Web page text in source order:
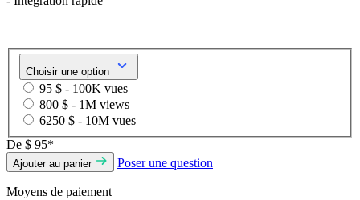
Choisir une option
95 $ - 100K vues
800 $ - 1M views
6250 $ - 10M vues
De $ 95*
Ajouter au panier Poser une question
Moyens de paiement